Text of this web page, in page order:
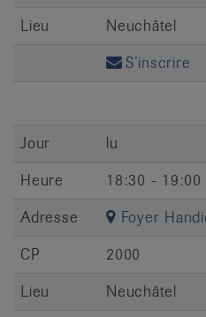
Lieu
Neuchâtel
S’inscrire
Jour
lu
Heure
18:30 - 19:00
Adresse
Foyer
CP
2000
Lieu
Neuchâtel